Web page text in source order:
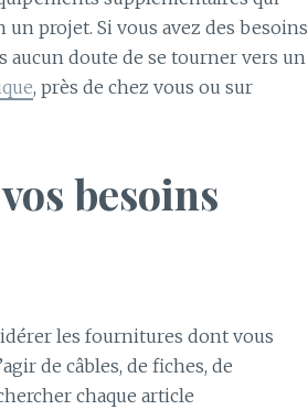
projet. Si vous avez des besoins
aucun doute de se tourner vers un
, près de chez vous ou sur
besoins
les fournitures dont vous
de câbles, de fiches, de
chaque article